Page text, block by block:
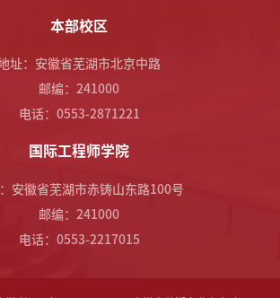
本部校区
址：安徽省芜湖市北京中路
邮编：241000
电话：0553-2871221
国际工程师学院
安徽省芜湖市赤铸山东路100号
邮编：241000
电话：0553-2217015